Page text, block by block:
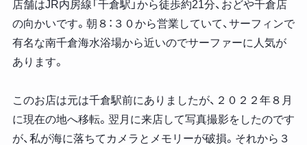
店舗はJR内房線「千倉駅」から徒歩約21分、おどや千倉店
の向かいです。朝８：３０から営業していて、サーフィンで
有名な南千倉海水浴場から近いのでサーファーに人気が
あります。
このお店は元は千倉駅前にありましたが、２０２２年８月
に現在の地へ移転。翌月に来店して写真撮影をしたのです
が、私が海に落ちてカメラとメモリーが破損。それから３